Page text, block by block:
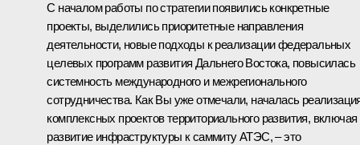
С началом работы по стратегии появились конкретные
проекты, выделились приоритетные направления
деятельности, новые подходы к реализации федеральных
целевых программ развития Дальнего Востока, повысилась
системность международного и межрегионального
сотрудничества. Как Вы уже отмечали, началась
комплексных проектов территориального развития, включая
развитие инфраструктуры к саммиту АТЭС, – это